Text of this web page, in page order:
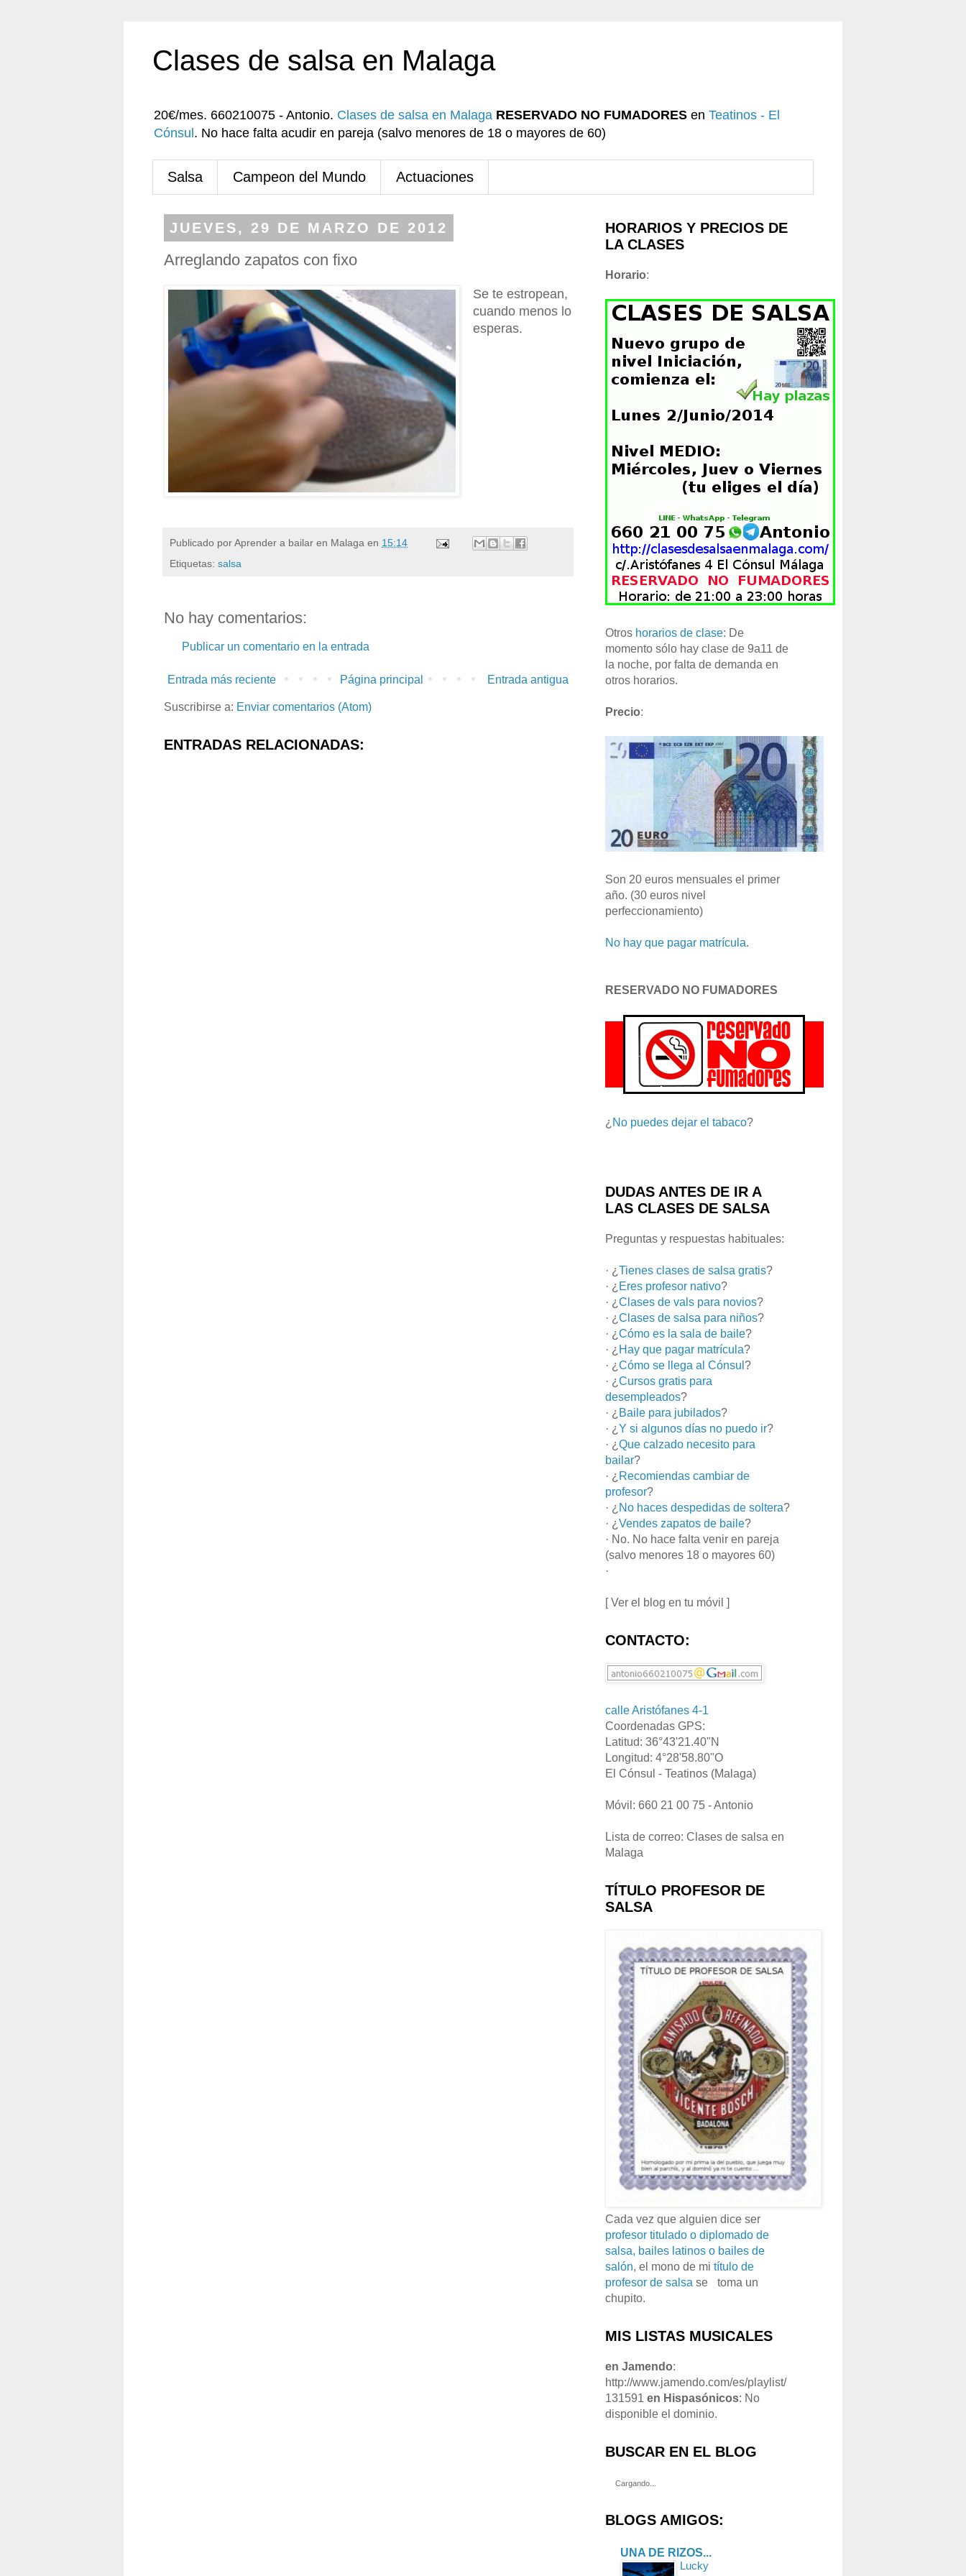
Clases de salsa en Malaga
20€/mes. 660210075 - Antonio. Clases de salsa en Malaga RESERVADO NO FUMADORES en Teatinos - El
Cónsul . No hace falta acudir en pareja (salvo menores de 18 o mayores de 60)
Salsa Campeon del Mundo Actuaciones
JUEVES, 29 DE MARZO DE 2012
Arreglando zapatos con fixo
Se te estropean,
cuando menos lo
esperas.
Publicado porAprender a bailar en Malaga en 15:14
Etiquetas: salsa
No hay comentarios:
Publicar un comentario en la entrada
Entrada más reciente Entrada antigua
Página principal
Suscribirse a: Enviar comentarios (Atom)
ENTRADAS RELACIONADAS:
HORARIOS Y PRECIOS DE
LA CLASES
Horario:
Otros horarios de clase: De
momento sólo hay clase de 9a11 de
la noche, por falta de demanda en
otros horarios.
Precio:
Son 20 euros mensuales el primer
año. (30 euros nivel
perfeccionamiento)
No hay que pagar matrícula.
RESERVADO NO FUMADORES
¿ No puedes dejar el tabaco?
DUDAS ANTES DE IR A
LAS CLASES DE SALSA
Preguntas y respuestas habituales:
· ¿ Tienes clases de salsa gratis?
· ¿ Eres profesor nativo?
· ¿ Clases de vals para novios?
· ¿ Clases de salsa para niños?
· ¿ Cómo es la sala de baile?
· ¿ Hay que pagar matrícula?
· ¿ Cómo se llega al Cónsul ?
· ¿ Cursos gratis para
desempleados?
· ¿ Baile para jubilados?
· ¿ Y si algunos días no puedo ir?
· ¿ Que calzado necesito para
bailar?
· ¿ Recomiendas cambiar de
profesor?
· ¿ No haces despedidas de soltera?
· ¿ Vendes zapatos de baile?
· No. No hace falta venir en pareja
(salvo menores 18 o mayores 60)
·
[ Ver el blog en tu móvil ]
CONTACTO:
calle Aristófanes 4-1
Coordenadas GPS:
Latitud: 36°43'21.40"N
Longitud: 4°28'58.80"O
El Cónsul - Teatinos (Malaga)
Móvil: 660 21 00 75 - Antonio
Lista de correo: Clases de salsa en
Malaga
TÍTULO PROFESOR DE
SALSA
Cada vez que alguien dice ser
profesor titulado o diplomado de
salsa, bailes latinos o bailes de
salón, el mono de mi título de
profesor de salsa se
toma un
chupito.
MIS LISTAS MUSICALES
en Jamendo:
http://www.jamendo.com/es/playlist/
131591 en Hispasónicos: No
disponible el dominio.
BUSCAR EN EL BLOG
Cargando...
BLOGS AMIGOS:
UNA DE RIZOS...
Lucky